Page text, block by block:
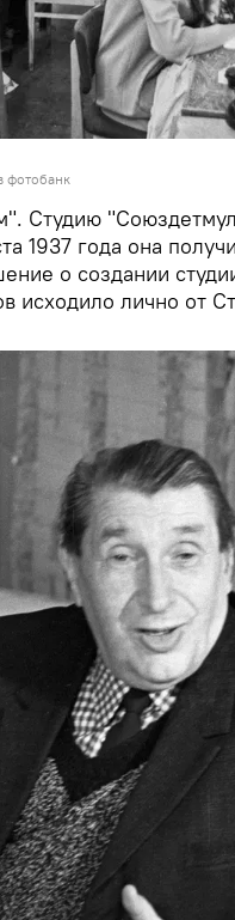
фотобанк
Студию
1937 года она
о создании
исходило лично от